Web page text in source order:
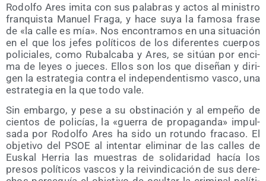
Rodol­fo Ares imi­ta con sus pala­bras y actos al minis­tro
fran­quis­ta Manuel Fra­ga, y hace suya la famo­sa fra­se
de «la calle es mía». Nos encon­tra­mos en una situa­ción
en el que los jefes polí­ti­cos de los dife­ren­tes cuer­pos
poli­cia­les, como Rubal­ca­ba y Ares, se sitúan por enci­
ma de leyes o jue­ces. Ellos son los que dise­ñan y diri­
gen la estra­te­gia con­tra el inde­pen­den­tis­mo vas­co, una
estra­te­gia en la que todo vale.
Sin embar­go, y pese a su obs­ti­na­ción y al empe­ño de
cien­tos de poli­cías, la «gue­rra de pro­pa­gan­da» impul­
sa­da por Rodol­fo Ares ha sido un rotun­do fra­ca­so. El
obje­ti­vo del PSOE al inten­tar eli­mi­nar de las calles de
Eus­kal Herria las mues­tras de soli­da­ri­dad hacía los
pre­sos polí­ti­cos vas­cos y la rei­vin­di­ca­ción de sus dere­